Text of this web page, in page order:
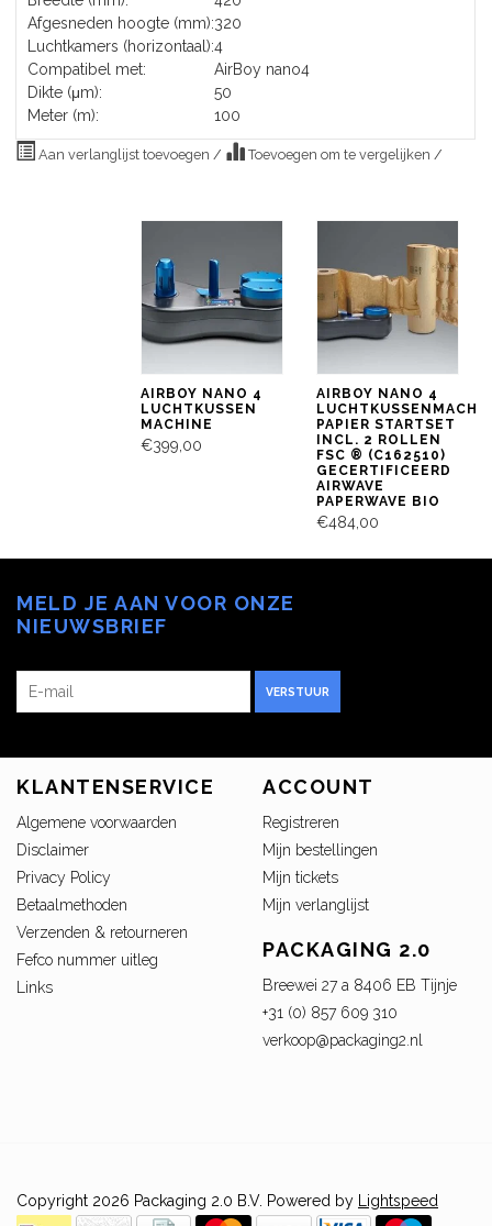
Afgesneden hoogte (mm):320
Luchtkamers (horizontaal):4
Compatibel met:
AirBoy nano4
Dikte (μm):
50
Meter (m):
100
Aan verlanglijst toevoegen / Toevoegen om te vergelijken /
AIRBOY NANO 4
LUCHTKUSSEN
MACHINE
€399,00
AIRBOY NANO 4
PAPIER STARTSET
INCL. 2 ROLLEN
FSC ® (C162510)
GECERTIFICEERD
AIRWAVE
PAPERWAVE BIO
€484,00
MELD JE AAN VOOR ONZE
NIEUWSBRIEF
VERSTUUR
KLANTENSERVICE
Algemene voorwaarden
Disclaimer
Privacy Policy
Betaalmethoden
Verzenden & retourneren
Fefco nummer uitleg
Links
ACCOUNT
Registreren
Mijn bestellingen
Mijn tickets
Mijn verlanglijst
PACKAGING 2.0
Breewei 27 a 8406 EB Tijnje
+31 (0) 857 609 310
verkoop@packaging2.nl
Copyright 2026 Packaging 2.0 B.V. Powered by Lightspeed